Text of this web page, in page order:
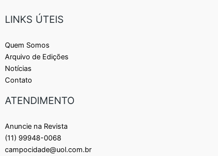
LINKS ÚTEIS
Quem Somos
Arquivo de Edições
Notícias
Contato
ATENDIMENTO
Anuncie na Revista
(11) 99948-0068
campocidade@uol.com.br